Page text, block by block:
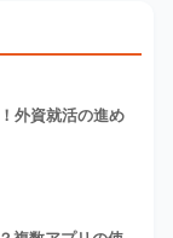
外資就活の進め